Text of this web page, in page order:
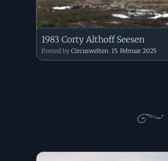
1983 Corty Althoff Seesen
Posted by Circuswelten 15. Februar 2025